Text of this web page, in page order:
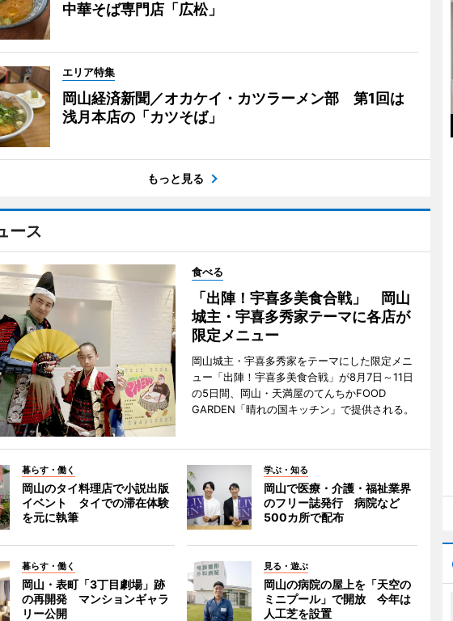
中華そば専門店「広松」
エリア特集
岡山経済新聞／オカケイ・カツラーメン部 第1回は
浅月本店の「カツそば」
もっと見る
ース
食べる
「出陣！宇喜多美食合戦」 岡山
城主・宇喜多秀家テーマに各店が
限定メニュー
岡山城主・宇喜多秀家をテーマにした限定メニ
ュー「出陣！宇喜多美食合戦」が8月7日～11日
の5日間、岡山・天満屋のてんちかFOOD
GARDEN「晴れの国キッチン」で提供される。
暮らす・働く
岡山のタイ料理店で小説出版
イベント タイでの滞在体験
を元に執筆
学ぶ・知る
岡山で医療・介護・福祉業界
のフリー誌発行 病院など
500カ所で配布
暮らす・働く
岡山・表町「3丁目劇場」跡
の再開発 マンションギャラ
リー公開
見る・遊ぶ
岡山の病院の屋上を「天空の
ミニプール」で開放 今年は
人工芝を設置